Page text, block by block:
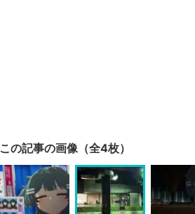
この記事の画像（全4枚）